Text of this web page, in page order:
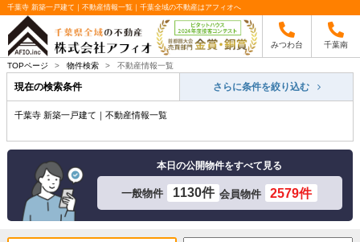
千葉寺 新築一戸建て｜不動産情報一覧｜千葉全域の不動産はアフィオへ
みつわ台 千葉南
TOPページ > 物件検索 > 不動産情報一覧
現在の検索条件 さらに条件を絞り込む
千葉寺 新築一戸建て｜不動産情報一覧
本日の公開物件をすべて見る
一般物件 1130件 会員物件 2579件